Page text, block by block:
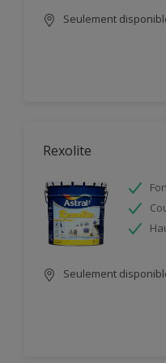
Seulement
Rexolite
Seulement